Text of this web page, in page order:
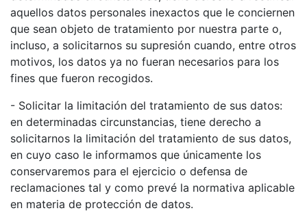
aquellos datos personales inexactos que le conciernen
que sean objeto de tratamiento por nuestra parte o,
incluso, a solicitarnos su supresión cuando, entre otros
motivos, los datos ya no fueran necesarios para los
fines que fueron recogidos.
- Solicitar la limitación del tratamiento de sus datos:
en determinadas circunstancias, tiene derecho a
solicitarnos la limitación del tratamiento de sus datos,
en cuyo caso le informamos que únicamente los
conservaremos para el ejercicio o defensa de
reclamaciones tal y como prevé la normativa aplicable
en materia de protección de datos.